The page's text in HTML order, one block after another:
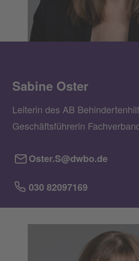
Sabine Oster
Leiterin des AB
Geschäftsführerin
Oster.S@dwbo.de
030 82097169